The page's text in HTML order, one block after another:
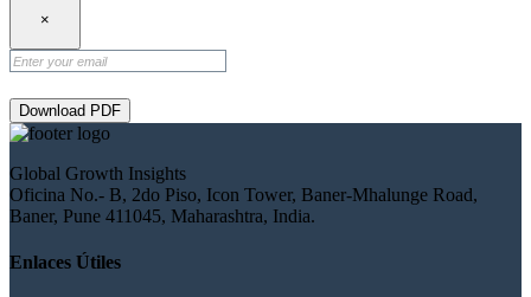
×
Download PDF
Global Growth Insights
Oficina No.- B, 2do Piso, Icon Tower, Baner-Mhalunge Road,
Baner, Pune 411045, Maharashtra, India.
Enlaces Útiles